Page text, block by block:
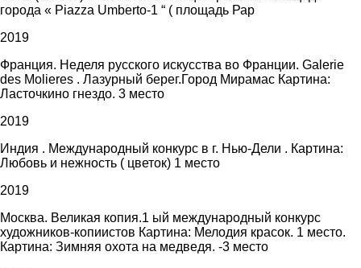
города « Piazza Umberto-1 “ ( площадь Рар
2019
Франция. Неделя русского искусства во Франции. Galerie
des Molieres . Лазурный берег.Город Мирамас Картина:
Ласточкино гнездо. 3 место
2019
Индия . Международный конкурс в г. Нью-Дели . Картина:
Любовь и нежность ( цветок) 1 место
2019
Москва. Великая копия.1 ый международный конкурс
художников-копиистов Картина: Мелодия красок. 1 место.
Картина: Зимняя охота на медведя. -3 место